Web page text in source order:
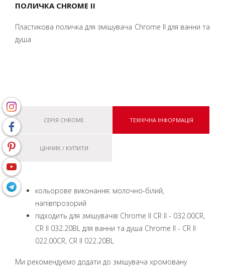
ПОЛИЧКА CHROME II
Пластикова поличка для змішувача Chrome II для ванни та
душа
СЕРІЯ CHROME ТЕХНІЧНА ІНФОРМАЦІЯ
ЦІННИК / КУПИТИ
кольорове виконання: молочно-білий,
напівпрозорий
підходить для змішувачів Chrome II CR II - 032.00CR,
CR II 032.20BL для ванни та душа Chrome II - CR II
022.00CR, CR II 022.20BL
Ми рекомендуємо додати до змішувача хромовану